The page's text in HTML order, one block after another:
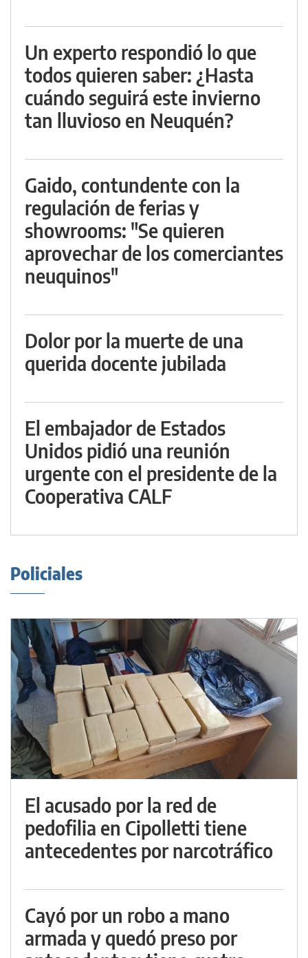
Un experto respondió lo que
todos quieren saber: ¿Hasta
cuándo seguirá este invierno
tan lluvioso en Neuquén?
Gaido, contundente con la
regulación de ferias y
showrooms: "Se quieren
aprovechar de los comerciantes
neuquinos"
Dolor por la muerte de una
querida docente jubilada
El embajador de Estados
Unidos pidió una reunión
urgente con el presidente de la
Cooperativa CALF
Policiales
El acusado por la red de
pedofilia en Cipolletti tiene
antecedentes por narcotráfico
Cayó por un robo a mano
armada y quedó preso por